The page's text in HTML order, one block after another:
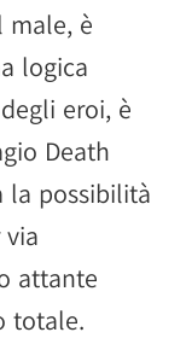
male, è
logica
eroi, è
Death
la possibilità
attante
totale.